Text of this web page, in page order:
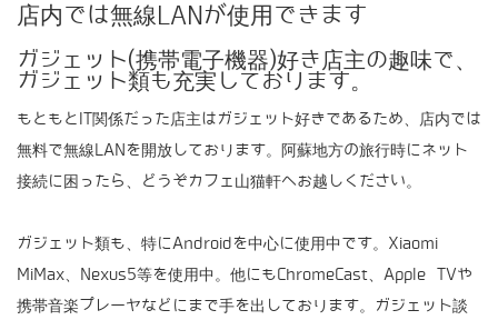
店内では無線LANが使用できます
ガジェット(携帯電子機器)好き店主の趣味で、
ガジェット類も充実しております。
もともとIT関係だった店主はガジェット好きであるため、店内では
無料で無線LANを開放しております。阿蘇地方の旅行時にネット
接続に困ったら、どうぞカフェ山猫軒へお越しください。
ガジェット類も、特にAndroidを中心に使用中です。Xiaomi
MiMax、Nexus5等を使用中。他にもChromeCast、Apple TVや
携帯音楽プレーヤなどにまで手を出しております。ガジェット談